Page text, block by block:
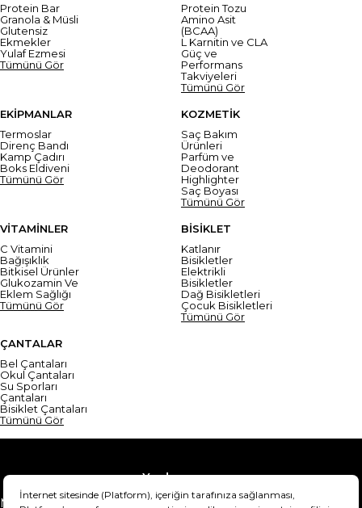
Protein Bar
Granola & Müsli
Glutensiz
Ekmekler
Yulaf Ezmesi
Tümünü Gör
Protein Tozu
Amino Asit
(BCAA)
L Karnitin ve CLA
Güç ve
Performans
Takviyeleri
Tümünü Gör
EKİPMANLAR
Termoslar
Direnç Bandı
Kamp Çadırı
Boks Eldiveni
Tümünü Gör
KOZMETİK
Saç Bakım
Ürünleri
Parfüm ve
Deodorant
Highlighter
Saç Boyası
Tümünü Gör
VİTAMİNLER
C Vitamini
Bağışıklık
Bitkisel Ürünler
Glukozamin Ve
Eklem Sağlığı
Tümünü Gör
BİSİKLET
Katlanır
Bisikletler
Elektrikli
Bisikletler
Dağ Bisikletleri
Çocuk Bisikletleri
Tümünü Gör
ÇANTALAR
Bel Çantaları
Okul Çantaları
Su Sporları
Çantaları
Bisiklet Çantaları
Tümünü Gör
Yardım
Mesafeli Satış Sözleşmesi
Teslimat Bilgisi